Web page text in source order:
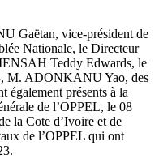
Gaëtan, vice-président de
Nationale, le Directeur
Teddy Edwards, le
M. ADONKANU Yao, des
également présents à la
de l’OPPEL, le 08
la Cote d’Ivoire et de
de l’OPPEL qui ont